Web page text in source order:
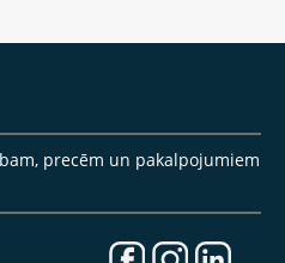
precēm un pakalpojumiem